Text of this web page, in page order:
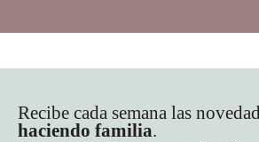
Recibe cada semana las
haciendo familia.